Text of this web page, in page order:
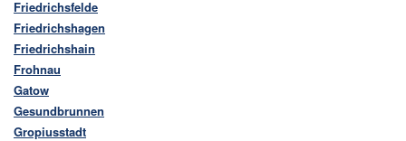
Friedrichsfelde
Friedrichshagen
Friedrichshain
Frohnau
Gatow
Gesundbrunnen
Gropiusstadt